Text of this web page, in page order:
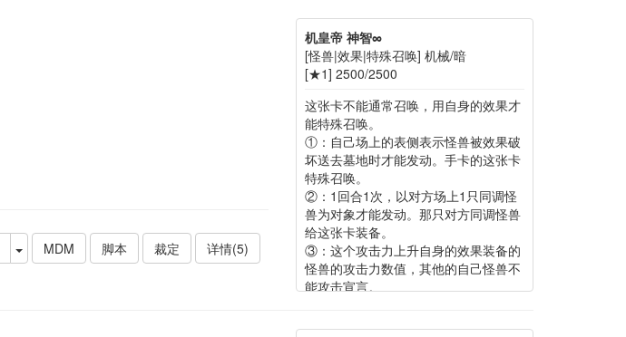
MDM 脚本 裁定 详情(5)
机皇帝 神智∞
[怪兽|效果|特殊召唤] 机械/暗
[★1] 2500/2500
这张卡不能通常召唤，用自身的效果才
能特殊召唤。
①：自己场上的表侧表示怪兽被效果破
坏送去墓地时才能发动。手卡的这张卡
特殊召唤。
②：1回合1次，以对方场上1只同调怪
兽为对象才能发动。那只对方同调怪兽
给这张卡装备。
③：这个攻击力上升自身的效果装备的
怪兽的攻击力数值，其他的自己怪兽不
能攻击宣言。